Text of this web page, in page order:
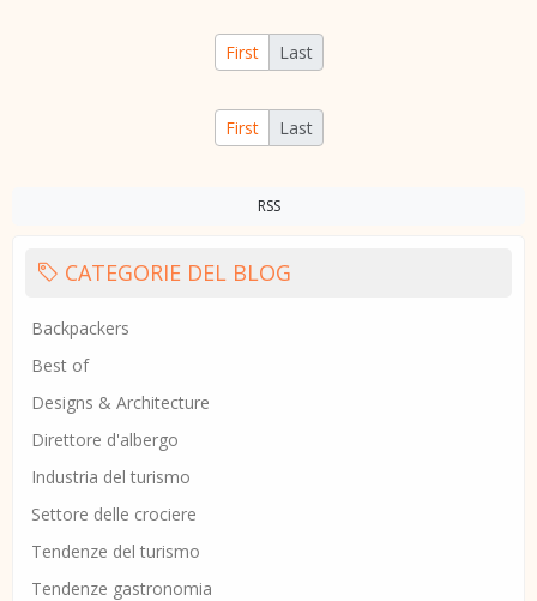
First Last
First Last
RSS
CATEGORIE DEL BLOG
Backpackers
Best of
Designs & Architecture
Direttore d'albergo
Industria del turismo
Settore delle crociere
Tendenze del turismo
Tendenze gastronomia